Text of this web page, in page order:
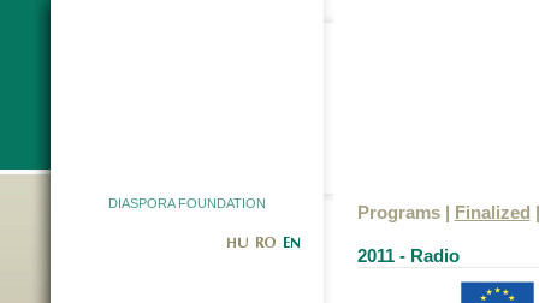
DIASPORA FOUNDATION Programs | Finalized
2011 - Radio